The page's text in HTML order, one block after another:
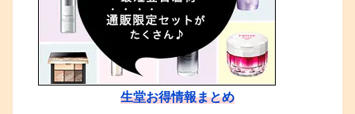
生堂お得情報まとめ